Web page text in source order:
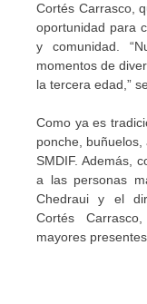
Cortés Carrasco,
oportunidad para
y comunidad.
momentos de
la tercera edad,”
Como ya es
ponche,
SMDIF. Además,
a las personas
Chedraui y el
Cortés
mayores